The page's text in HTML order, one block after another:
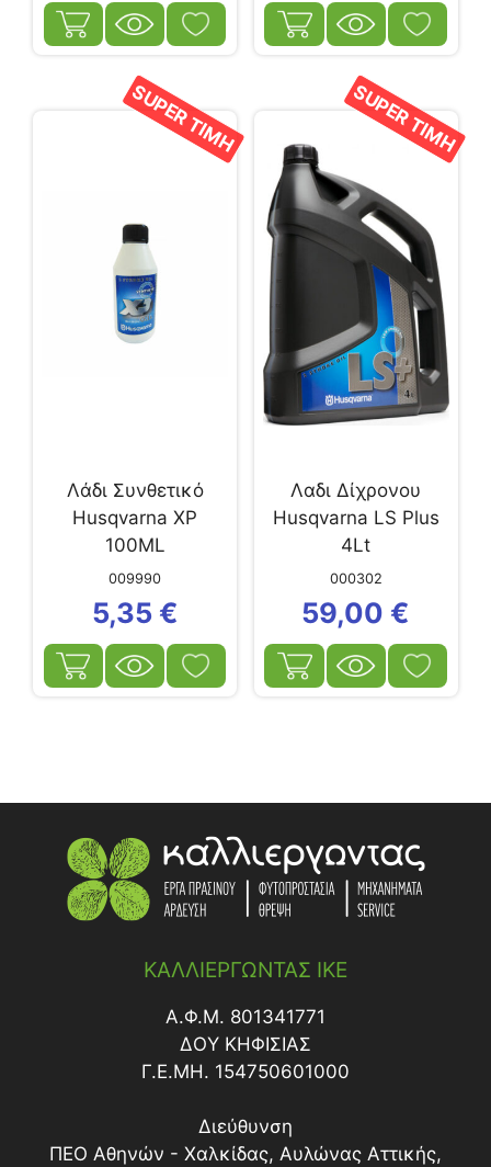
SUPER ΤΙΜΗ
Λάδι Συνθετικό
Husqvarna XP
100ML
009990
5,35 €
SUPER ΤΙΜΗ
Λαδι Δίχρονου
Husqvarna LS Plus
4Lt
000302
59,00 €
ΚΑΛΛΙΕΡΓΩΝΤΑΣ ΙΚΕ
Α.Φ.Μ. 801341771
ΔΟY ΚΗΦΙΣΙΑΣ
Γ.Ε.ΜΗ. 154750601000
Διεύθυνση
ΠΕΟ Αθηνών - Χαλκίδας, Αυλώνας Αττικής,